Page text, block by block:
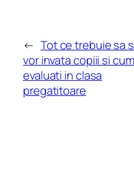
← Tot ce trebuie sa
vor invata copiii si
evaluati in clasa
pregatitoare